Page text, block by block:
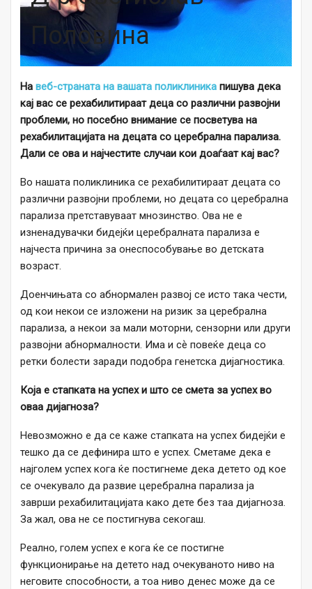
Половина
На веб-страната на вашата поликлиника пишува дека
кај вас се рехабилитираат деца со различни развојни
проблеми, но посебно внимание се посветува на
рехабилитацијата на децата со церебрална парализа.
Дали се ова и најчестите случаи кои доаѓаат кај вас?
Во нашата поликлиника се рехабилитираат децата со
различни развојни проблеми, но децата со церебрална
парализа претставуваат мнозинство. Ова не е
изненадувачки бидејќи церебралната парализа е
најчеста причина за онеспособување во детската
возраст.
Доенчињата со абнормален развој се исто така чести,
од кои некои се изложени на ризик за церебрална
парализа, а некои за мали моторни, сензорни или други
развојни абнормалности. Има и сѐ повеќе деца со
ретки болести заради подобра генетска дијагностика.
Која е стапката на успех и што се смета за успех во
оваа дијагноза?
Невозможно е да се каже стапката на успех бидејќи е
тешко да се дефинира што е успех. Сметаме дека е
најголем успех кога ќе постигнеме дека детето од кое
се очекувало да развие церебрална парализа ја
заврши рехабилитацијата како дете без таа дијагноза.
За жал, ова не се постигнува секогаш.
Реално, голем успех е кога ќе се постигне
функционирање на детето над очекуваното ниво на
неговите способности, а тоа ниво денес може да се